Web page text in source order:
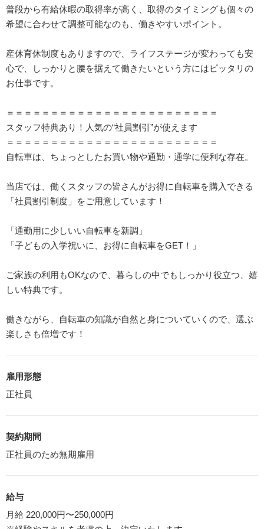
普段から有給休暇の取得率が高く、取得のタイミングも個々の
希望に合わせて調整可能なのも、働きやすいポイント。
産休育休制度もありますので、ライフステージが変わっても安
心で、しっかりと腰を据えて働きたいという方にはピッタリの
お仕事です。
＝＝＝＝＝＝＝＝＝＝＝＝＝＝＝＝＝＝＝＝＝＝＝＝
スタッフ特典あり！人気の“社員割引”が使えます
＝＝＝＝＝＝＝＝＝＝＝＝＝＝＝＝＝＝＝＝＝＝＝＝
自転車は、ちょっとしたお買い物や通勤・通学に便利な存在。
当店では、働くスタッフの皆さんがお得に自転車を購入できる
「社員割引制度」をご用意しています！
「通勤用に少しいい自転車を新調」
「子どもの入学祝いに、お得に自転車をGET！」
ご家族の利用もOKなので、暮らしの中でもしっかり役立つ、嬉
しい特典です。
働きながら、自転車の知識が自然と身についていくので、選ぶ
楽しさも倍増です！
雇用形態
正社員
契約期間
正社員のため無期雇用
給与
月給 220,000円〜250,000円